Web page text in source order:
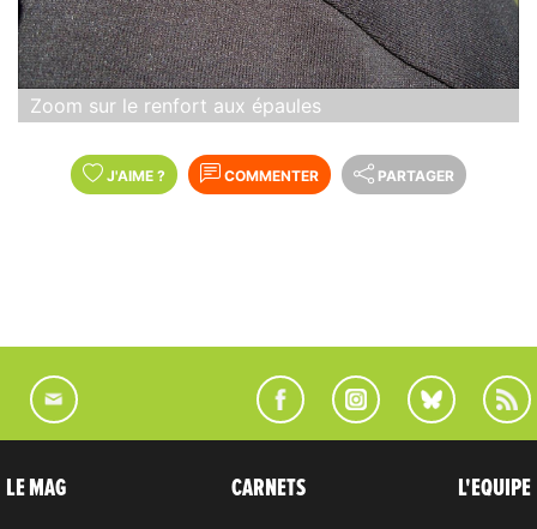
Zoom sur le renfort aux épaules
J'AIME ? COMMENTER PARTAGER
LE MAG CARNETS L'EQUIPE